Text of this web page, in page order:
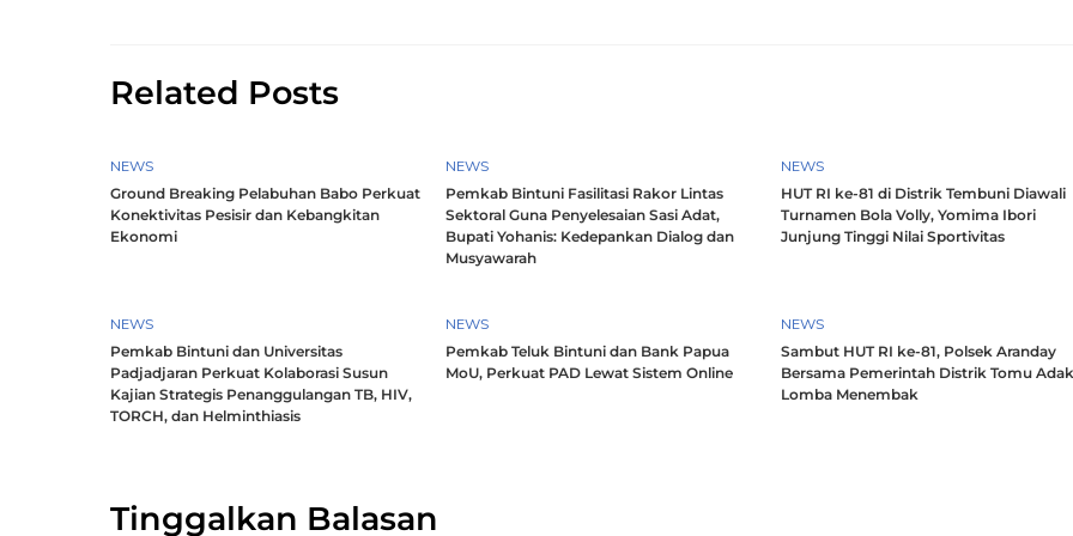
Related Posts
NEWS
Ground Breaking Pelabuhan Babo Perkuat
Konektivitas Pesisir dan Kebangkitan
Ekonomi
NEWS
Pemkab Bintuni Fasilitasi Rakor Lintas
Sektoral Guna Penyelesaian Sasi Adat,
Bupati Yohanis: Kedepankan Dialog dan
Musyawarah
NEWS
HUT RI ke-81 di Distrik Tembuni Diawali
Turnamen Bola Volly, Yomima Ibori
Junjung Tinggi Nilai Sportivitas
NEWS
Pemkab Bintuni dan Universitas
Padjadjaran Perkuat Kolaborasi Susun
Kajian Strategis Penanggulangan TB, HIV,
TORCH, dan Helminthiasis
NEWS
Pemkab Teluk Bintuni dan Bank Papua
MoU, Perkuat PAD Lewat Sistem Online
NEWS
Sambut HUT RI ke-81, Polsek Aranday
Bersama Pemerintah Distrik Tomu
Lomba Menembak
Tinggalkan Balasan